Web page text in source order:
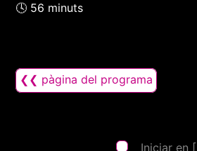
🕓 56 minuts
❮❮ pàgina del programa
Iniciar en [